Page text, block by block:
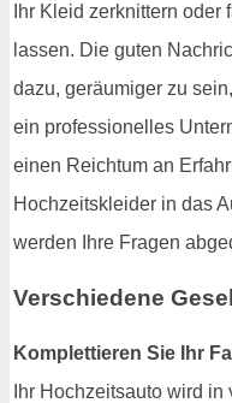
Ihr Kleid zerknittern oder
lassen. Die guten
dazu, geräumiger zu
ein professionelles
einen Reichtum an
Hochzeitskleider in das
werden Ihre Fragen
Verschiedene
Komplettieren Sie Ihr
Ihr Hochzeitsauto wird